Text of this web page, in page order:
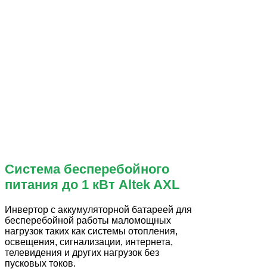
Система бесперебойного
питания до 1 кВт Altek AXL
Инвертор с аккумуляторной батареей для
бесперебойной работы маломощных
нагрузок таких как системы отопления,
освещения, сигнализации, интернета,
телевидения и других нагрузок без
пусковых токов.